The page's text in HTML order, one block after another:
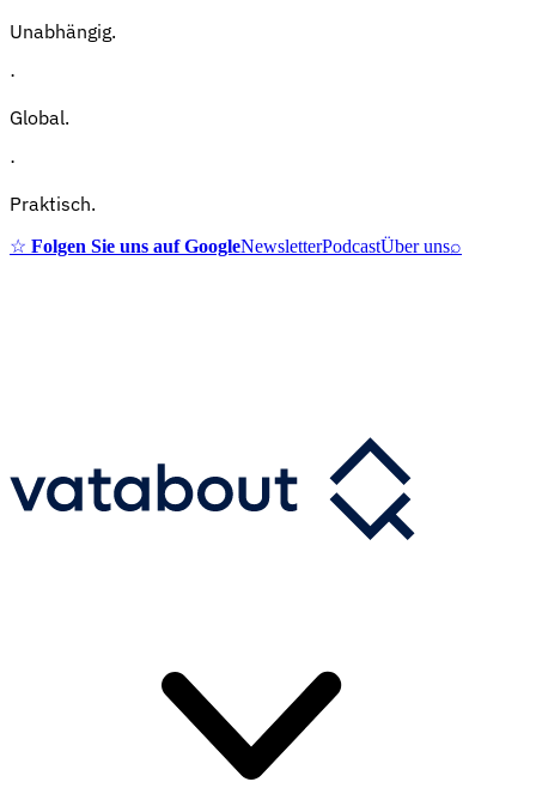
Unabhängig.
·
Global.
·
Praktisch.
☆ Folgen Sie uns auf GoogleNewsletterPodcastÜber uns⌕